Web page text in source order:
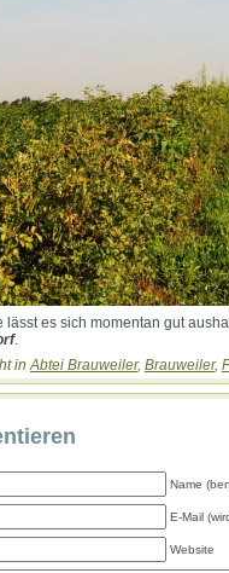
lässt es sich momentan gut
.
inAbtei Brauweiler, Brauweiler,
Name
E-Mail
Website